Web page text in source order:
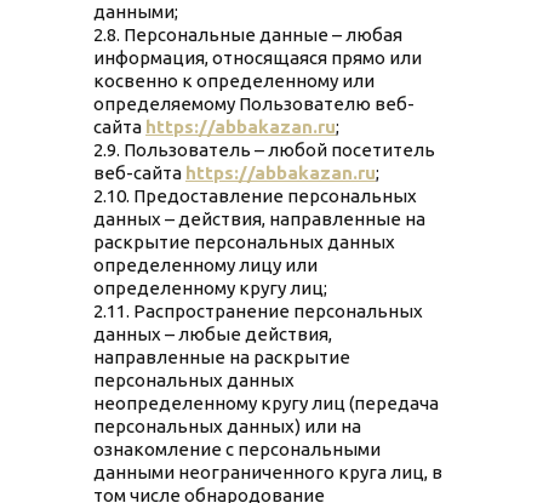
данными;
2.8. Персональные данные – любая
информация, относящаяся прямо или
косвенно к определенному или
определяемому Пользователю веб-
сайта https://abbakazan.ru;
2.9. Пользователь – любой посетитель
веб-сайта https://abbakazan.ru;
2.10. Предоставление персональных
данных – действия, направленные на
раскрытие персональных данных
определенному лицу или
определенному кругу лиц;
2.11. Распространение персональных
данных – любые действия,
направленные на раскрытие
персональных данных
неопределенному кругу лиц (передача
персональных данных) или на
ознакомление с персональными
данными неограниченного круга лиц, в
том числе обнародование